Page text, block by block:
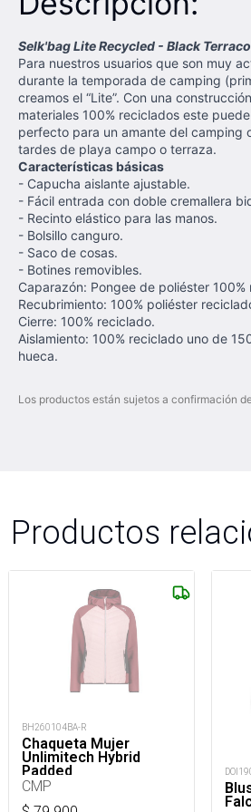
Selk'bag Lite Recycled - Black
Para nuestros usuarios que son muy
durante la temporada de camping
creamos el “Lite”. Con una
materiales 100% reciclados este
perfecto para un amante del camping
tardes de playa campo o terraza.
Características básicas
- Capucha aislante ajustable.
- Fácil entrada con doble cremallera
- Recinto elástico para las manos.
- Bolsillo canguro.
- Saco de cosas.
- Botines removibles.
Caparazón: Pongee de poliéster 100%
Recubrimiento: 100% poliéster
Cierre: 100% reciclado.
Aislamiento: 100% reciclado uno de
hueca.
Los productos están sujetos a confirmación
Productos
BH260104BA-R
Chaqueta Mujer
Unlimitech Hybrid
Padded
CMP